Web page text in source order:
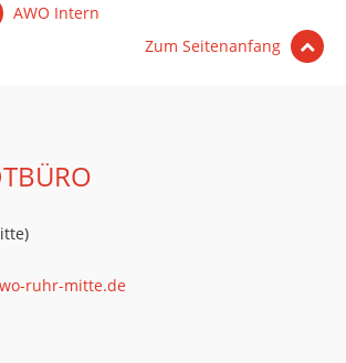
AWO Intern
Zum Seitenanfang
ruhr-mitte.de